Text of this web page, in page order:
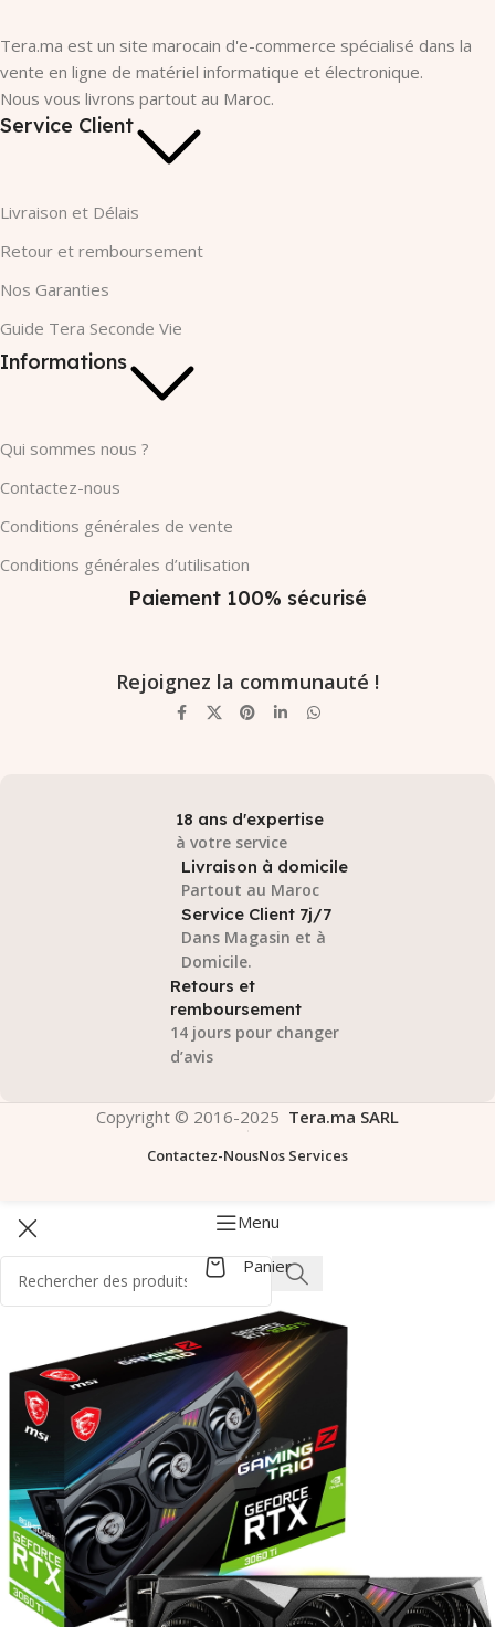
Tera.ma est un site marocain d'e-commerce spécialisé dans la
vente en ligne de matériel informatique et électronique.
Nous vous livrons partout au Maroc.
Service Client
Livraison et Délais
Retour et remboursement
Nos Garanties​
Guide Tera Seconde Vie
Informations
Qui sommes nous ?
Contactez-nous
Conditions générales de vente
Conditions générales d’utilisation
Paiement 100% sécurisé
Rejoignez la communauté !
18 ans d'expertise
à votre service
Livraison à domicile
Partout au Maroc
Service Client 7j/7
Dans Magasin et à
Domicile.
Retours et
remboursement
14 jours pour changer
d’avis
Copyright © 2016-2025 Tera.ma SARL
Contactez-NousNos Services
Menu
Panier